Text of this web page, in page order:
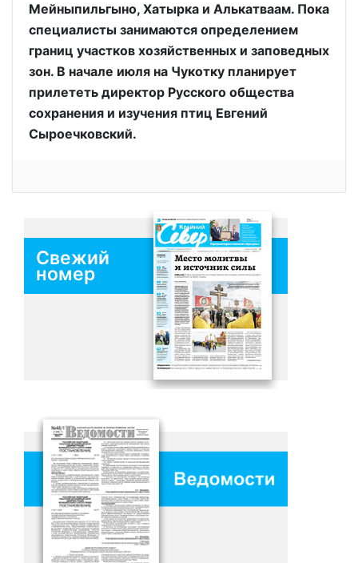
Мейныпильгыно, Хатырка и Алькатваам. Пока
специалисты занимаются определением
границ участков хозяйственных и заповедных
зон. В начале июля на Чукотку планирует
прилететь директор Русского общества
сохранения и изучения птиц Евгений
Сыроечковский.
Свежий
номер